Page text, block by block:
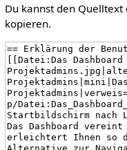
Du kannst den
kopieren.